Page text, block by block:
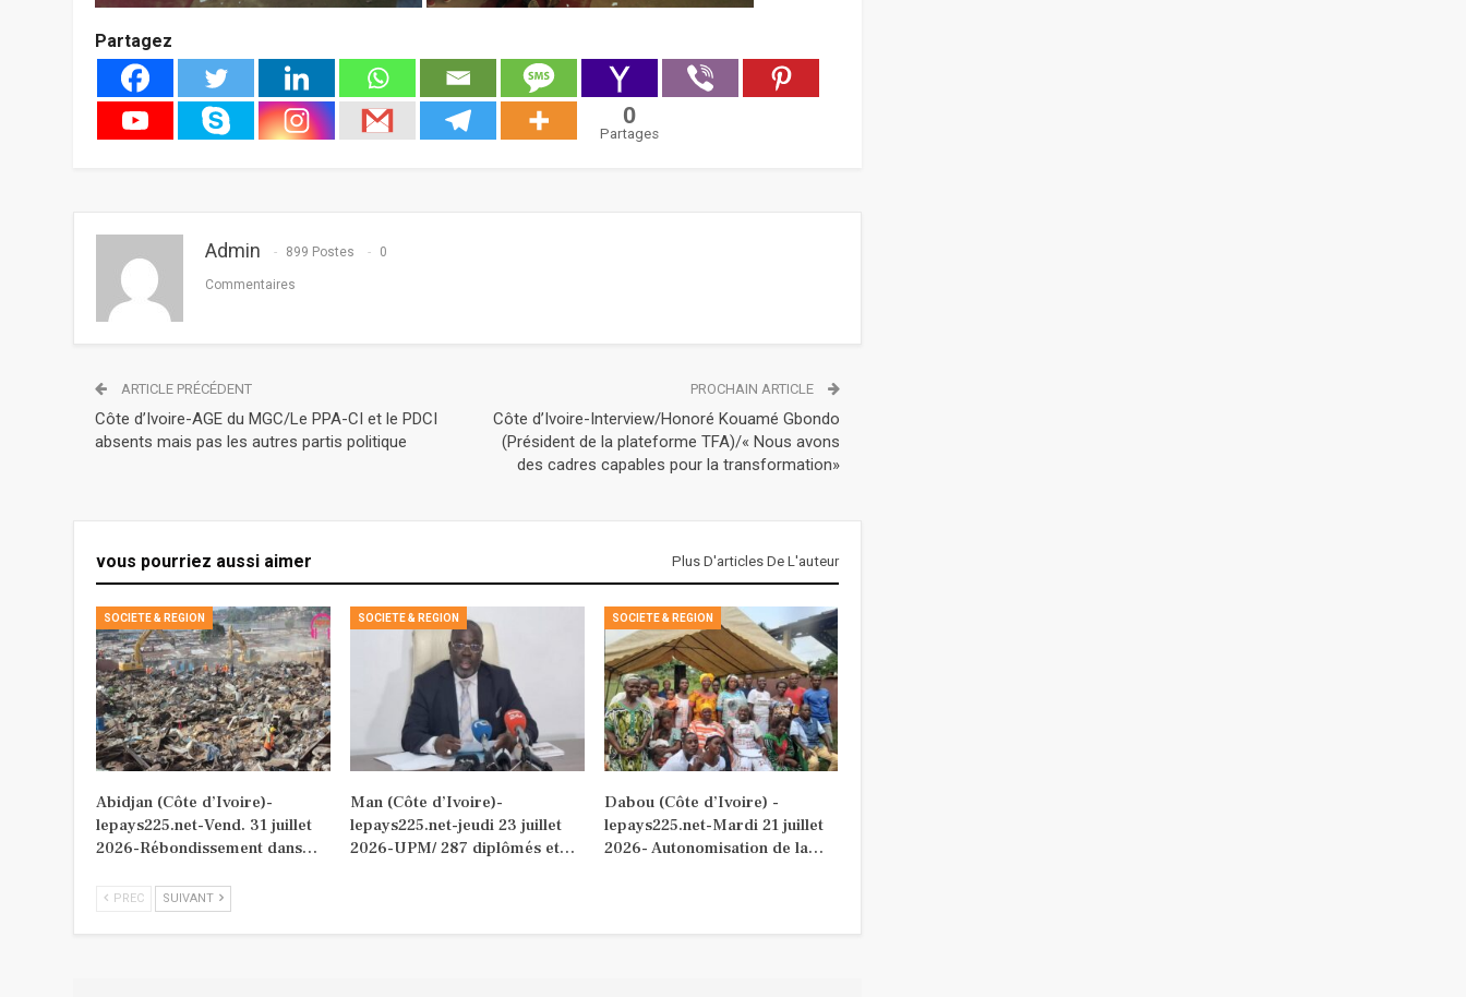
Partagez
0
Partages
Admin 899 Postes 0
Commentaires
ARTICLE PRÉCÉDENT
Côte d’Ivoire-AGE du MGC/Le PPA-CI et le PDCI
absents mais pas les autres partis politique
PROCHAIN ARTICLE
Côte d’Ivoire-Interview/Honoré Kouamé Gbondo
(Président de la plateforme TFA)/« Nous avons
des cadres capables pour la transformation»
vous pourriez aussi aimer Plus D'articles De L'auteur
SOCIETE & REGION
Abidjan (Côte d’Ivoire)-
lepays225.net-Vend. 31 juillet
2026-Rébondissement dans…
SOCIETE & REGION
Man (Côte d’Ivoire)-
lepays225.net-jeudi 23 juillet
2026-UPM/ 287 diplômés et…
SOCIETE & REGION
Dabou (Côte d’Ivoire) -
lepays225.net-Mardi 21 juillet
2026- Autonomisation de la…
PREC SUIVANT